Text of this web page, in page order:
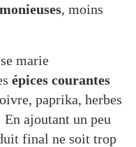
, moins
marie
épices courantes
paprika, herbes
ajoutant un peu
final ne soit trop